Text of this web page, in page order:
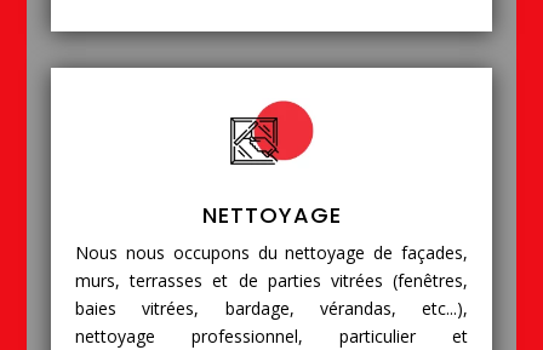
NETTOYAGE
Nous nous occupons du nettoyage de façades,
murs, terrasses et de parties vitrées (fenêtres,
baies vitrées, bardage, vérandas, etc...),
nettoyage professionnel, particulier et